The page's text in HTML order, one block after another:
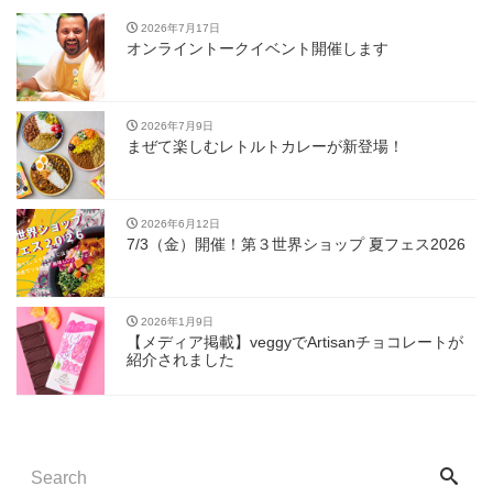
2026年7月17日
オンライントークイベント開催します
2026年7月9日
まぜて楽しむレトルトカレーが新登場！
2026年6月12日
7/3（金）開催！第３世界ショップ 夏フェス2026
2026年1月9日
【メディア掲載】veggyでArtisanチョコレートが
紹介されました